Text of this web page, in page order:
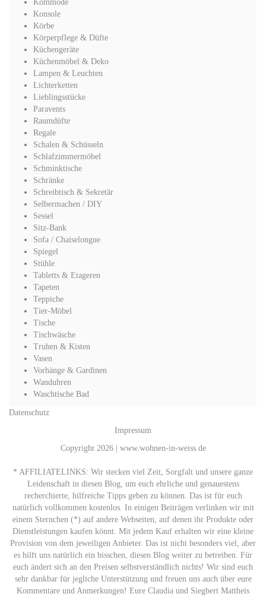
Kommode
Konsole
Körbe
Körperpflege & Düfte
Küchengeräte
Küchenmöbel & Deko
Lampen & Leuchten
Lichterketten
Lieblingsstücke
Paravents
Raumdüfte
Regale
Schalen & Schüsseln
Schlafzimmermöbel
Schminktische
Schränke
Schreibtisch & Sekretär
Selbermachen / DIY
Sessel
Sitz-Bank
Sofa / Chaiselongue
Spiegel
Stühle
Tabletts & Etageren
Tapeten
Teppiche
Tier-Möbel
Tische
Tischwäsche
Truhen & Kisten
Vasen
Vorhänge & Gardinen
Wanduhren
Waschtische Bad
Datenschutz
Impressum
Copyright 2026 | www.wohnen-in-weiss.de
* AFFILIATELINKS: Wir stecken viel Zeit, Sorgfalt und unsere ganze
Leidenschaft in diesen Blog, um euch ehrliche und genauestens
recherchierte, hilfreiche Tipps geben zu können. Das ist für euch
natürlich vollkommen kostenlos. In einigen Beiträgen verlinken wir mit
einem Sternchen (*) auf andere Webseiten, auf denen ihr Produkte oder
Dienstleistungen kaufen könnt. Mit jedem Kauf erhalten wir eine kleine
Provision von dem jeweiligen Anbieter. Das ist nicht besonders viel, aber
es hilft uns natürlich ein bisschen, diesen Blog weiter zu betreiben. Für
euch ändert sich an den Preisen selbstverständlich nichts! Wir sind euch
sehr dankbar für jegliche Unterstützung und freuen uns auch über eure
Kommentare und Anmerkungen! Eure Claudia und Siegbert Mattheis